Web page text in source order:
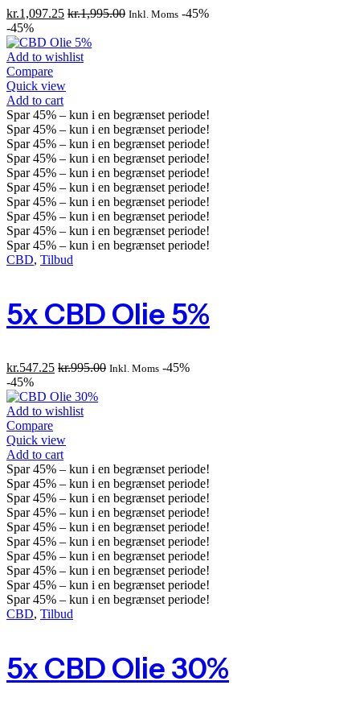
kr.1,097.25 kr.1,995.00 Inkl. Moms -45%
-45%
Add to wishlist
Compare
Quick view
Add to cart
Spar45% – kun i en begrænset periode!
Spar45% – kun i en begrænset periode!
Spar45% – kun i en begrænset periode!
Spar45% – kun i en begrænset periode!
Spar45% – kun i en begrænset periode!
Spar45% – kun i en begrænset periode!
Spar45% – kun i en begrænset periode!
Spar45% – kun i en begrænset periode!
Spar45% – kun i en begrænset periode!
Spar45% – kun i en begrænset periode!
CBD, Tilbud
5x CBD Olie 5%
kr.547.25 kr.995.00 Inkl. Moms -45%
-45%
Add to wishlist
Compare
Quick view
Add to cart
Spar45% – kun i en begrænset periode!
Spar45% – kun i en begrænset periode!
Spar45% – kun i en begrænset periode!
Spar45% – kun i en begrænset periode!
Spar45% – kun i en begrænset periode!
Spar45% – kun i en begrænset periode!
Spar45% – kun i en begrænset periode!
Spar45% – kun i en begrænset periode!
Spar45% – kun i en begrænset periode!
Spar45% – kun i en begrænset periode!
CBD, Tilbud
5x CBD Olie 30%